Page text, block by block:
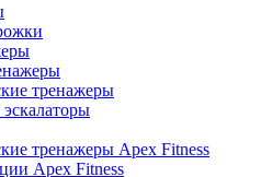
тренажеры
тренажеры Apex Fitness
Apex Fitness